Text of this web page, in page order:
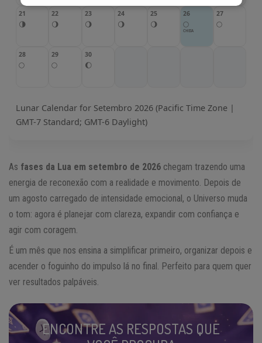
21
🌗
22
🌖
23
🌖
24
🌖
25
🌖
26
🌕
CHEIA
27
🌕
28
🌕
29
🌕
30
🌔
Lunar Calendar for Setembro 2026 (Pacific Time Zone |
GMT-7 Standard; GMT-6 Daylight)
As fases da Lua em setembro de 2026 chegam trazendo uma
energia de reconexão com a realidade e movimento. Depois de
um agosto carregado de intensidade emocional, o Universo muda
o tom: agora é planejar com clareza, expandir com confiança e
agir com coragem.
É um mês que nos ensina a simplificar primeiro, organizar depois e
acender o foguinho do impulso lá no final. Perfeito para quem quer
ver resultados palpáveis.
ENCONTRE AS RESPOSTAS QUE